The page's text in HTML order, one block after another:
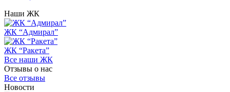
Наши ЖК
ЖК “Адмирал”
ЖК “Ракета”
Все наши ЖК
Отзывы о нас
Все отзывы
Новости